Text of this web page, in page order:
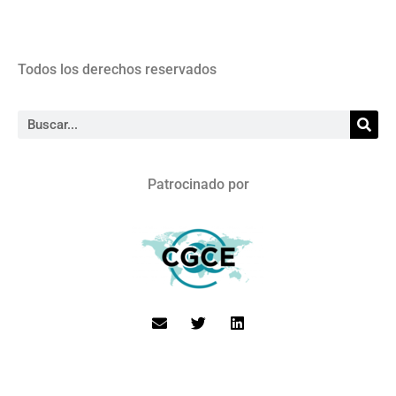
Todos los derechos reservados
Patrocinado por